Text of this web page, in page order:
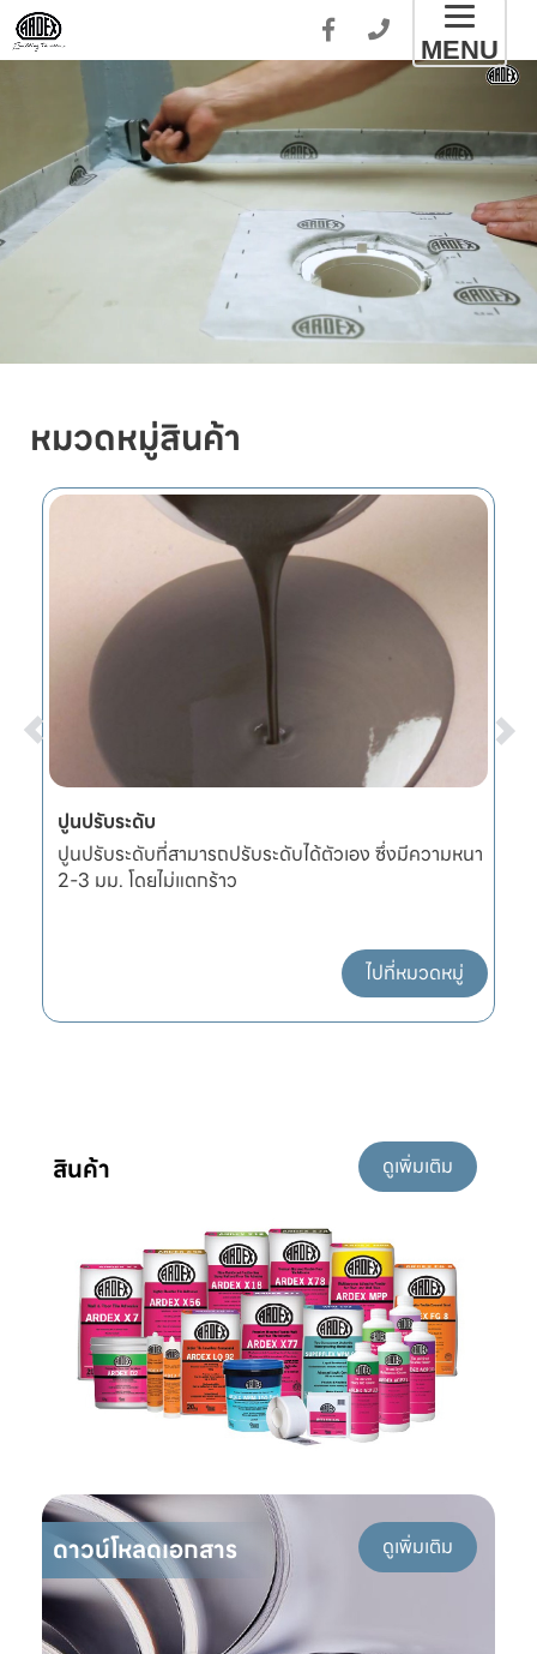
MENU
หมวดหมู่สินค้า
ปูนปรับระดับ
ปูนปรับระดับที่สามารถปรับระดับได้ตัวเอง ซึ่งมีความหนา
2-3 มม. โดยไม่แตกร้าว
ไปที่หมวดหมู่
สินค้า ดูเพิ่มเติม
ดาวน์โหลดเอกสาร ดูเพิ่มเติม